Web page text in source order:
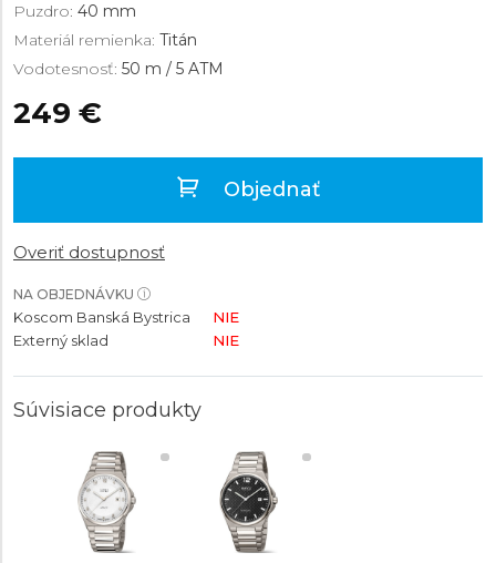
Puzdro: 40 mm
Materiál remienka: Titán
Vodotesnosť: 50 m / 5 ATM
249 €
Objednať
Overiť dostupnosť
NA OBJEDNÁVKU
Koscom Banská Bystrica
NIE
Externý sklad
NIE
Súvisiace produkty